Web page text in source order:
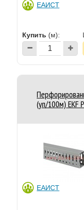
ЕАИСТ
Купить (м):
(уп/100м) EKF
ЕАИСТ